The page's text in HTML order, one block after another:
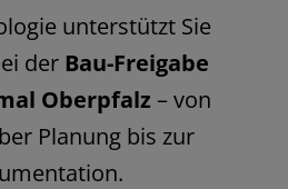
unterstützt Sie
der Bau-Freigabe
Oberpfalz – von
Planung bis zur